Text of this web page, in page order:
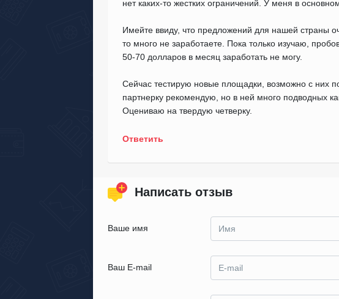
нет каких-то жестких ограничений. У меня в
Имейте ввиду, что предложений для нашей страны
то много не заработаете. Пока только изучаю,
50-70 долларов в месяц заработать не могу.
Сейчас тестирую новые площадки, возможно с них
партнерку рекомендую, но в ней много подводных
Оцениваю на твердую четверку.
Ответить
Написать отзыв
Ваше имя
Ваш E-mail